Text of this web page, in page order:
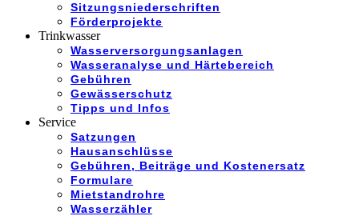
Sitzungsniederschriften
Förderprojekte
Trinkwasser
Wasserversorgungsanlagen
Wasseranalyse und Härtebereich
Gebühren
Gewässerschutz
Tipps und Infos
Service
Satzungen
Hausanschlüsse
Gebühren, Beiträge und Kostenersatz
Formulare
Mietstandrohre
Wasserzähler